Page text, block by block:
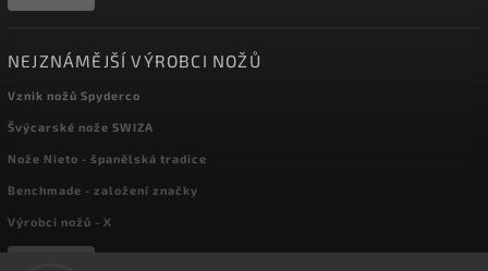
NEJZNÁMĚJŠÍ VÝROBCI NOŽŮ
Vznik nožů Spyderco
Švýcarské nože SWIZA
Nože Nieto - španělská tradice
Benchmade - založení značky
Výrobci nožů - X